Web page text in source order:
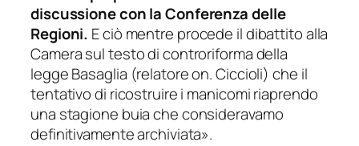
discussione con la Conferenza delle
Regioni. E ciò mentre procede il dibattito alla
Camera sul testo di controriforma della
legge Basaglia (relatore on. Ciccioli) che il
tentativo di ricostruire i manicomi riaprendo
una stagione buia che consideravamo
definitivamente archiviata».